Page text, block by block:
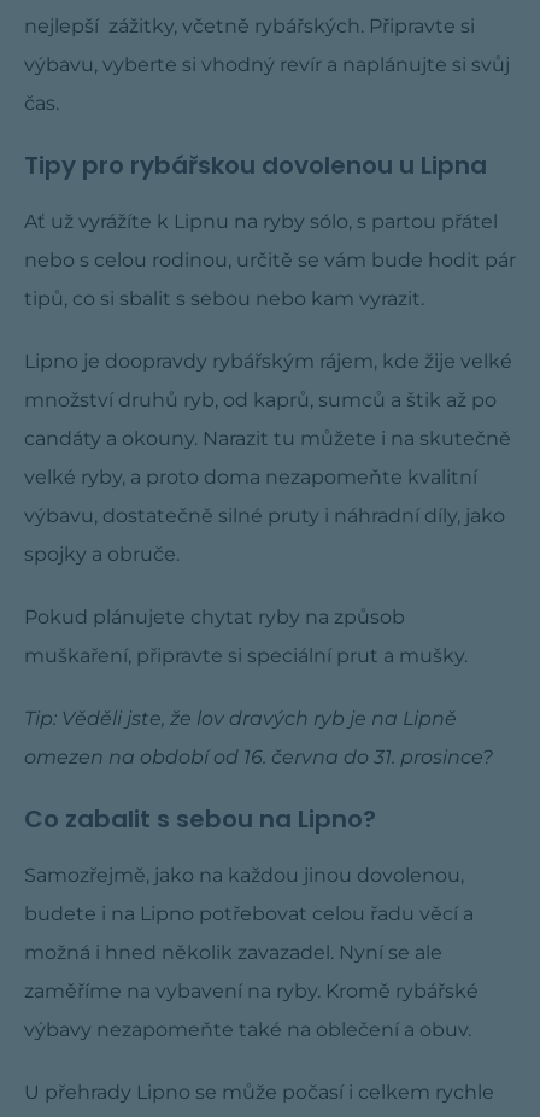
nejlepší zážitky, včetně rybářských. Připravte si
výbavu, vyberte si vhodný revír a naplánujte si svůj
čas.
Tipy pro rybářskou dovolenou u Lipna
Ať už vyrážíte k Lipnu na ryby sólo, s partou přátel
nebo s celou rodinou, určitě se vám bude hodit pár
tipů, co si sbalit s sebou nebo kam vyrazit.
Lipno je doopravdy rybářským rájem, kde žije velké
množství druhů ryb, od kaprů, sumců a štik až po
candáty a okouny. Narazit tu můžete i na skutečně
velké ryby, a proto doma nezapomeňte kvalitní
výbavu, dostatečně silné pruty i náhradní díly, jako
spojky a obruče.
Pokud plánujete chytat ryby na způsob
muškaření, připravte si speciální prut a mušky.
Tip: Věděli jste, že lov dravých ryb je na Lipně
omezen na období od 16. června do 31. prosince?
Co zabalit s sebou na Lipno?
Samozřejmě, jako na každou jinou dovolenou,
budete i na Lipno potřebovat celou řadu věcí a
možná i hned několik zavazadel. Nyní se ale
zaměříme na vybavení na ryby. Kromě rybářské
výbavy nezapomeňte také na oblečení a obuv.
U přehrady Lipno se může počasí i celkem rychle